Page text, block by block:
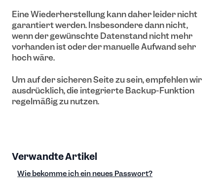
Eine Wiederherstellung kann daher leider nicht
garantiert werden. Insbesondere dann nicht,
wenn der gewünschte Datenstand nicht mehr
vorhanden ist oder der manuelle Aufwand sehr
hoch wäre.
Um auf der sicheren Seite zu sein, empfehlen wir
ausdrücklich, die integrierte Backup-Funktion
regelmäßig zu nutzen.
Verwandte Artikel
Wie bekomme ich ein neues Passwort?